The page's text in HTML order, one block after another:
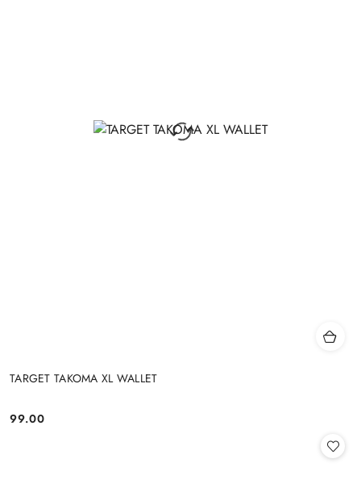
TARGET TAKOMA XL WALLET
Cena:
99.00